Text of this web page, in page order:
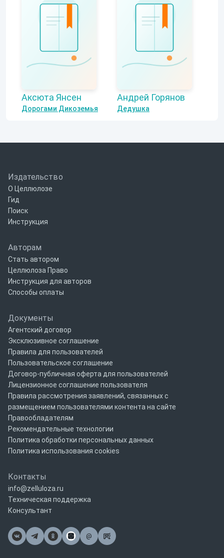
Аксюта Янсен
Дорогами Дикоземья
Андрей Горянов
Дедушка
Издательство
О Целлюлозе
Гид
Поиск
Инструкция
Авторам
Стать автором
Целлюлоза Право
Инструкция для авторов
Способы оплаты
Документы
Агентский договор
Эксклюзивное соглашение
Правила для пользователей
Пользовательское соглашение
Договор-публичная оферта для пользователей
Лицензионное соглашение пользователя
Правила рассмотрения заявлений, связанных с
размещением пользователями контента на сайте
Правообладателям
Рекомендательные технологии
Политика обработки персональных данных
Политика использования cookies
Контакты
info@zelluloza.ru
Техническая поддержка
Консультант
@
Почта